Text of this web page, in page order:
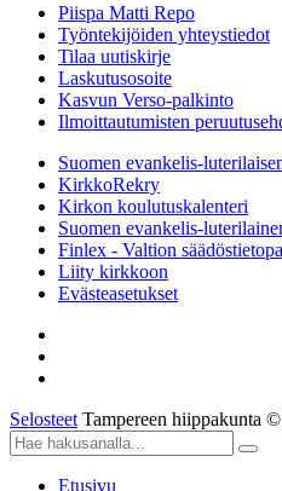
Piispa Matti Repo
Työntekijöiden yhteystiedot
Tilaa uutiskirje
Laskutusosoite
Kasvun Verso-palkinto
Ilmoittautumisten
Suomen evankelis-
KirkkoRekry
Kirkon koulutuskalenteri
Suomen evankelis-
Finlex - Valtion
Liity kirkkoon
Evästeasetukset
Selosteet Tampereen hiippakunta
Etusivu